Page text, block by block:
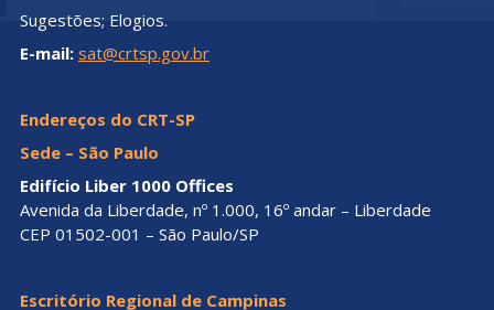
Sugestões; Elogios.
E-mail: sat@crtsp.gov.br
Endereços do CRT-SP
Sede – São Paulo
Edifício Liber 1000 Offices
Avenida da Liberdade, nº 1.000, 16º andar – Liberdade
CEP 01502-001 – São Paulo/SP
Escritório Regional de Campinas